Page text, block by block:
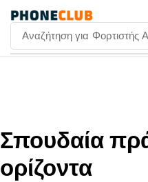
Αναζήτηση για Φορτιστής
Σπουδαία
ορίζοντα